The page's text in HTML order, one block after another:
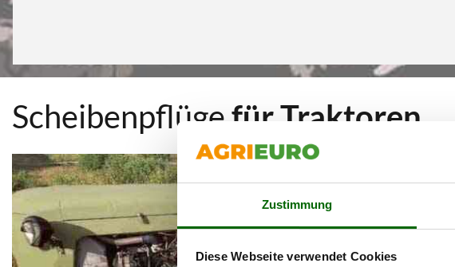
Zustimmung
Diese Webseite verwendet Cookies
Scheibenpflügefür Traktoren